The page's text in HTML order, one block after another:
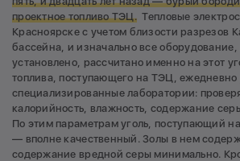
проектное топливо ТЭЦ.Тепловые
Красноярске с учетом близости разрезов
бассейна, и изначально все оборудование,
установлено, рассчитано именно на этот
топлива, поступающего на ТЭЦ, ежедневно
специализированные лаборатории:
калорийность, влажность, содержание
По этим параметрам уголь, поступающий
— вполне качественный. Золы в нем
содержание вредной серы минимально.